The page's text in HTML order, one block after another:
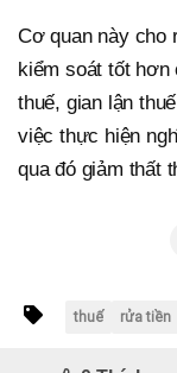
Cơ quan này cho
kiểm soát tốt hơn
thuế, gian lận
việc thực hiện
qua đó giảm thất
thuế rửa tiền